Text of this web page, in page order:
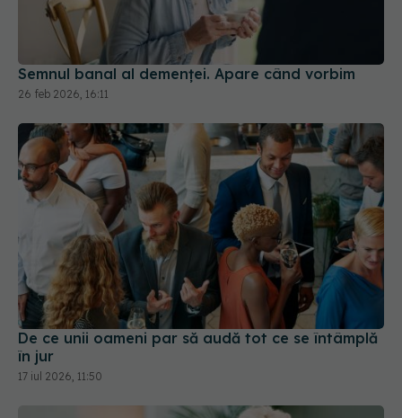
Semnul banal al demenței. Apare când vorbim
26 feb 2026, 16:11
De ce unii oameni par să audă tot ce se întâmplă
în jur
17 iul 2026, 11:50